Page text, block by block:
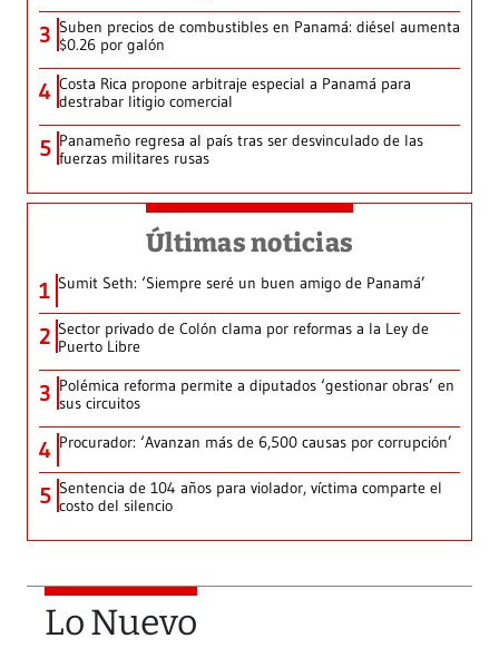
3 Suben precios de combustibles en Panamá: diésel aumenta
$0.26 por galón
4 Costa Rica propone arbitraje especial a Panamá para
destrabar litigio comercial
5 Panameño regresa al país tras ser desvinculado de las
fuerzas militares rusas
Últimas noticias
1 Sumit Seth: ‘Siempre seré un buen amigo de Panamá’
2 Sector privado de Colón clama por reformas a la Ley de
Puerto Libre
3 Polémica reforma permite a diputados ‘gestionar obras’ en
sus circuitos
4 Procurador: ‘Avanzan más de 6,500 causas por corrupción’
5 Sentencia de 104 años para violador, víctima comparte el
costo del silencio
Lo Nuevo